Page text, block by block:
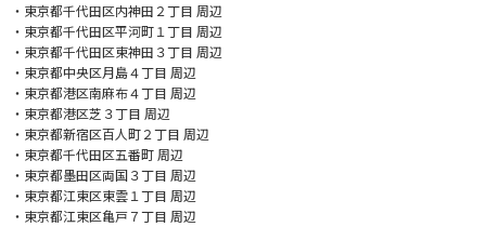
・東京都千代田区内神田２丁目 周辺
・東京都千代田区平河町１丁目 周辺
・東京都千代田区東神田３丁目 周辺
・東京都中央区月島４丁目 周辺
・東京都港区南麻布４丁目 周辺
・東京都港区芝３丁目 周辺
・東京都新宿区百人町２丁目 周辺
・東京都千代田区五番町 周辺
・東京都墨田区両国３丁目 周辺
・東京都江東区東雲１丁目 周辺
・東京都江東区亀戸７丁目 周辺